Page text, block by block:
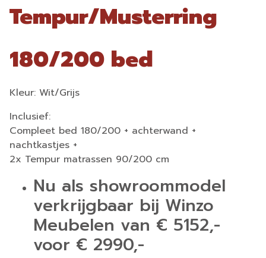
Tempur/Musterring
180/200 bed
Kleur: Wit/Grijs
Inclusief:
Compleet bed 180/200 + achterwand +
nachtkastjes +
2x Tempur matrassen 90/200 cm
Nu als showroommodel
verkrijgbaar bij Winzo
Meubelen van € 5152,-
voor € 2990,-